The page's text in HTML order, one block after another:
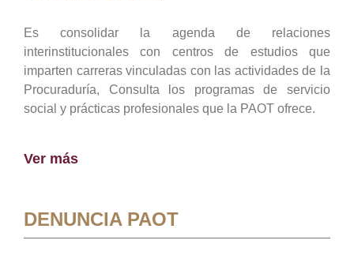
Es consolidar la agenda de relaciones
interinstitucionales con centros de estudios que
imparten carreras vinculadas con las actividades de la
Procuraduría, Consulta los programas de servicio
social y prácticas profesionales que la PAOT ofrece.
Ver más
DENUNCIA PAOT